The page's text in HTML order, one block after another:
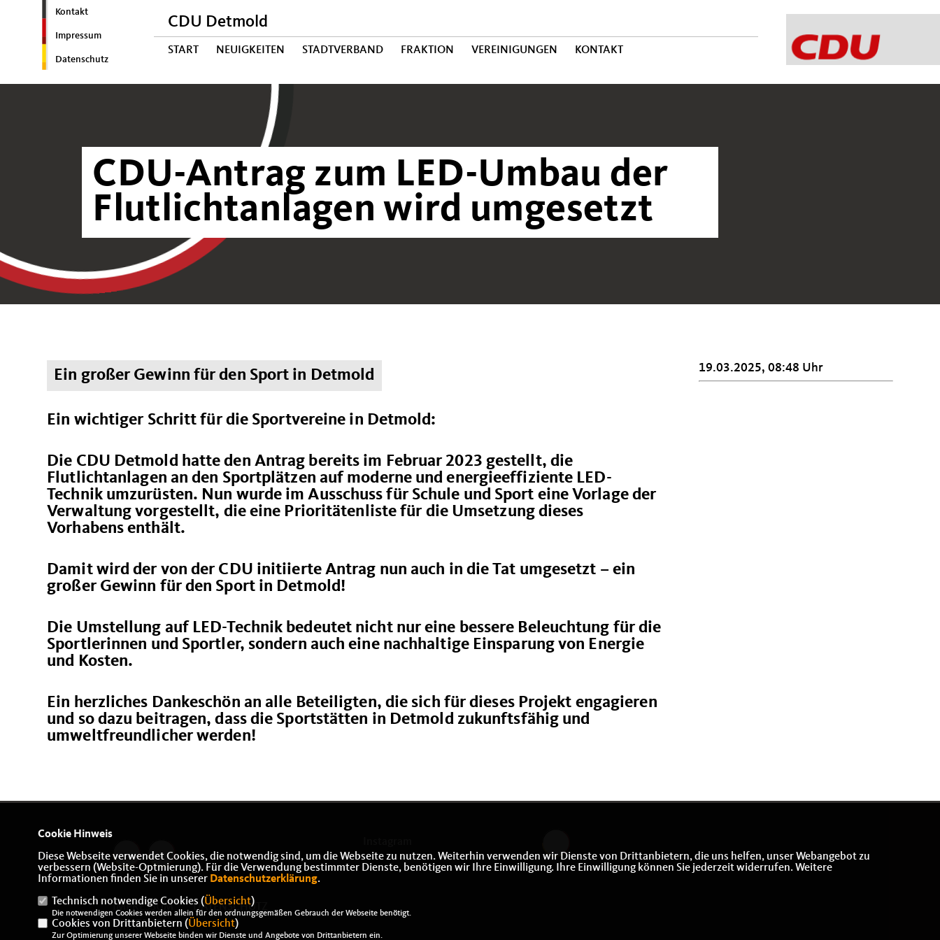
Kontakt
Impressum
Datenschutz
CDU Detmold
START NEUIGKEITEN STADTVERBAND FRAKTION VEREINIGUNGEN KONTAKT
CDU-Antrag zum LED-Umbau der
Flutlichtanlagen wird umgesetzt
Ein großer Gewinn für den Sport in Detmold
Ein wichtiger Schritt für die Sportvereine in Detmold:
Die CDU Detmold hatte den Antrag bereits im Februar 2023 gestellt, die
Flutlichtanlagen an den Sportplätzen auf moderne und energieeffiziente LED-
Technik umzurüsten. Nun wurde im Ausschuss für Schule und Sport eine Vorlage der
Verwaltung vorgestellt, die eine Prioritätenliste für die Umsetzung dieses
Vorhabens enthält.
Damit wird der von der CDU initiierte Antrag nun auch in die Tat umgesetzt – ein
großer Gewinn für den Sport in Detmold!
Die Umstellung auf LED-Technik bedeutet nicht nur eine bessere Beleuchtung für die
Sportlerinnen und Sportler, sondern auch eine nachhaltige Einsparung von Energie
und Kosten.
Ein herzliches Dankeschön an alle Beteiligten, die sich für dieses Projekt engagieren
und so dazu beitragen, dass die Sportstätten in Detmold zukunftsfähig und
umweltfreundlicher werden!
19.03.2025, 08:48 Uhr
IMPRESSUM
DATENSCHUTZ
KONTAKT
Cookie Hinweis
Diese Webseite verwendet Cookies, die notwendig sind, um die Webseite zu nutzen. Weiterhin verwenden wir Dienste von Drittanbietern, die uns helfen, unser Webangebot zu
verbessern (Website-Optmierung). Für die Verwendung bestimmter Dienste, benötigen wir Ihre Einwilligung. Ihre Einwilligung können Sie jederzeit widerrufen. Weitere
Informationen finden Sie in unserer Datenschutzerklärung.
Technisch notwendige Cookies (Übersicht)
Die notwendigen Cookies werden allein für den ordnungsgemäßen Gebrauch der Webseite benötigt.
Cookies von Drittanbietern (Übersicht)
Zur Optimierung unserer Webseite binden wir Dienste und Angebote von Drittanbietern ein.